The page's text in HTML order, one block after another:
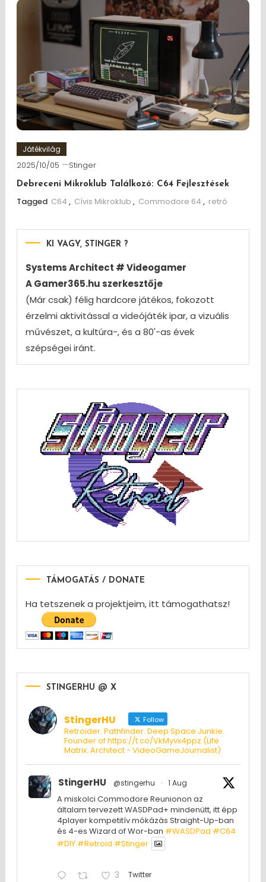
Játékvilág
2025/10/05 Stinger
Debreceni Mikroklub Találkozó: C64 Fejlesztések
Tagged C64 , Cívis Mikroklub , Commodore 64 , retró
KI VAGY, STINGER ?
Systems Architect # Videogamer
A Gamer365.hu szerkesztője
(Már csak) félig hardcore játékos, fokozott
érzelmi aktivitással a videójáték ipar, a vizuális
művészet, a kultúra-, és a 80'-as évek
szépségei iránt.
TÁMOGATÁS / DONATE
Ha tetszenek a projektjeim, itt támogathatsz!
STINGERHU @ X
StingerHU Follow
Retroider. Pathfinder. Deep Space Junkie.
Founder of https://t.co/VkMyvx4ppz (Life
Matrix: Architect - VideoGameJournalist)
StingerHU @stingerhu · 1 Aug
A miskolci Commodore Reunionon az
általam tervezett WASDPad+ mindenütt, itt épp
4player kompetitív mókázás Straight-Up-ban
és 4-es Wizard of Wor-ban #WASDPad #C64
#DIY #Retroid #Stinger
3 Twitter